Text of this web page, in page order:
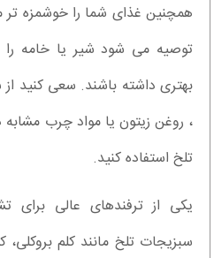
همچنین غذای شما را خوشمزه
توصیه می شود شیر یا خامه را
بهتری داشته باشند. سعی کنید
، روغن زیتون یا مواد چرب
تلخ استفاده کنید.
یکی از ترفندهای عالی
سبزیجات تلخ مانند کلم بروکلی،